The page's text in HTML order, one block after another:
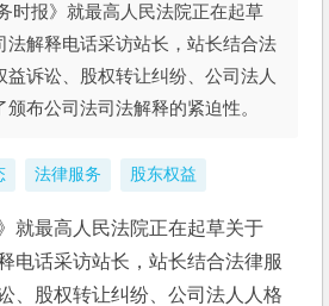
时报》就最高人民法院正在起草
法解释电话采访站长，站长结合法
益诉讼、股权转让纠纷、公司法人
颁布公司法司法解释的紧迫性。
法律服务 股东权益
就最高人民法院正在起草关于
电话采访站长，站长结合法律服
、股权转让纠纷、公司法人人格